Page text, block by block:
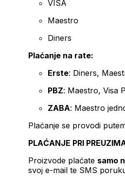
VISA
Maestro
Diners
Plaćanje na rate:
Erste: Diners,
PBZ: Maestro, Visa
ZABA: Maestro
Plaćanje se provodi
PLAĆANJE PRI
Proizvode plaćate samo
svoj e-mail te SMS